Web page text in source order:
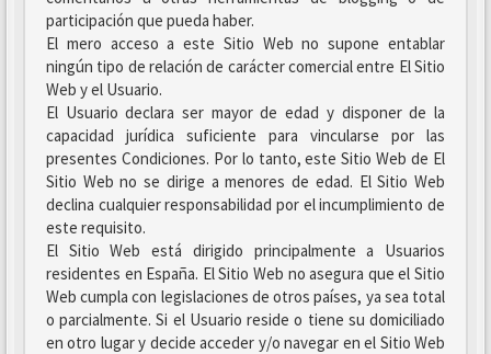
participación que pueda haber.
El mero acceso a este Sitio Web no supone entablar
ningún tipo de relación de carácter comercial entre El Sitio
Web y el Usuario.
El Usuario declara ser mayor de edad y disponer de la
capacidad jurídica suficiente para vincularse por las
presentes Condiciones. Por lo tanto, este Sitio Web de El
Sitio Web no se dirige a menores de edad. El Sitio Web
declina cualquier responsabilidad por el incumplimiento de
este requisito.
El Sitio Web está dirigido principalmente a Usuarios
residentes en España. El Sitio Web no asegura que el Sitio
Web cumpla con legislaciones de otros países, ya sea total
o parcialmente. Si el Usuario reside o tiene su domiciliado
en otro lugar y decide acceder y/o navegar en el Sitio Web